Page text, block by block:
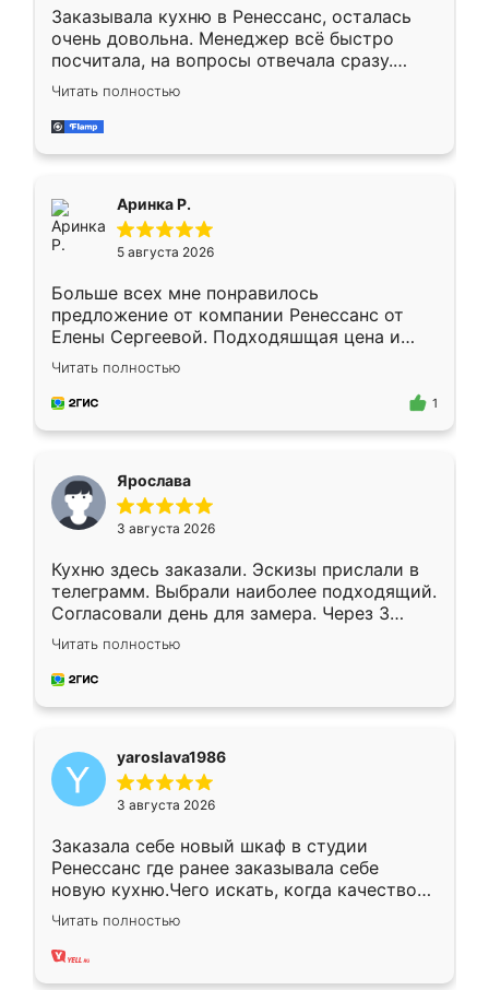
Заказывала кухню в Ренессанс, осталась
очень довольна. Менеджер всё быстро
посчитала, на вопросы отвечала сразу.
Замерщик приехал в субботу, подошёл к
делу со всей ответственностью. Собрали
за день, ребята работали аккуратно, даже
Читать полностью
Аринка Р.
5 августа 2026
Больше всех мне понравилось
предложение от компании Ренессанс от
Елены Сергеевой. Подходяшщая цена и
короткие сроки изготовления. Приехавший
для замера сотрудник Владислав
предложил по моему эскизу самый
Читать полностью
1
Ярослава
3 августа 2026
Кухню здесь заказали. Эскизы прислали в
телеграмм. Выбрали наиболее подходящий.
Согласовали день для замера. Через 3
недели кухня была уже готова. Остались
довольны работой. Спасибо Ренессанс
мебель за качественную работу!
Читать полностью
yaroslava1986
3 августа 2026
Заказала себе новый шкаф в студии
Ренессанс где ранее заказывала себе
новую кухню.Чего искать, когда качеством
вполне довольна. Служит кухня уже почти
два года, нареканий нет.
Читать полностью